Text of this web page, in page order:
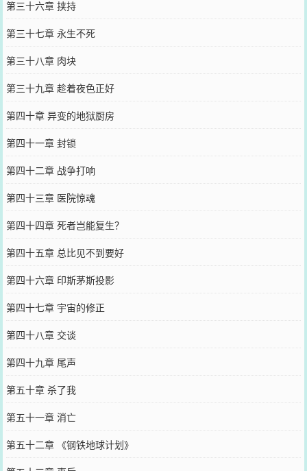
第三十六章 挟持
第三十七章 永生不死
第三十八章 肉块
第三十九章 趁着夜色正好
第四十章 异变的地狱厨房
第四十一章 封锁
第四十二章 战争打响
第四十三章 医院惊魂
第四十四章 死者岂能复生？
第四十五章 总比见不到要好
第四十六章 印斯茅斯投影
第四十七章 宇宙的修正
第四十八章 交谈
第四十九章 尾声
第五十章 杀了我
第五十一章 消亡
第五十二章 《钢铁地球计划》